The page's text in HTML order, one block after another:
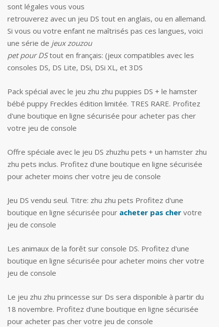
sont légales vous vous
retrouverez avec un jeu DS tout en anglais, ou en allemand.
Si vous ou votre enfant ne maîtrisés pas ces langues, voici
une série de jeux zouzou
pet pour DStout en français: (jeux compatibles avec les
consoles DS, DS Lite, DSi, DSi XL, et 3DS
Pack spécial avec le jeu zhu zhu puppies DS + le hamster
bébé puppy Freckles édition limitée. TRES RARE. Profitez
d'une boutique en ligne sécurisée pour acheter pas cher
votre jeu de console
Offre spéciale avec le jeu DS zhuzhu pets + un hamster zhu
zhu pets inclus. Profitez d'une boutique en ligne sécurisée
pour acheter moins cher votre jeu de console
Jeu DS vendu seul. Titre: zhu zhu pets Profitez d'une
boutique en ligne sécurisée pour acheter pas cher votre
jeu de console
Les animaux de la forêt sur console DS. Profitez d'une
boutique en ligne sécurisée pour acheter moins cher votre
jeu de console
Le jeu zhu zhu princesse sur Ds sera disponible à partir du
18 novembre. Profitez d'une boutique en ligne sécurisée
pour acheter pas cher votre jeu de console